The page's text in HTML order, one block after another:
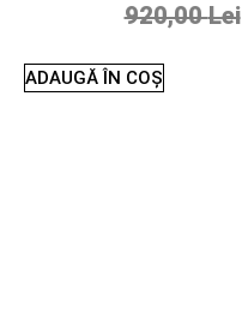
920,00Lei
ADAUGĂ ÎN COȘ